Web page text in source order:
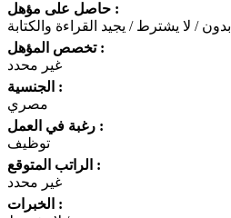
حاصل على مؤهل :
بدون / لا يشترط / يجيد القراءة والكتابة
تخصص المؤهل :
غير محدد
الجنسية :
مصري
رغبة في العمل :
توظيف
الراتب المتوقع :
غير محدد
الخبرات :